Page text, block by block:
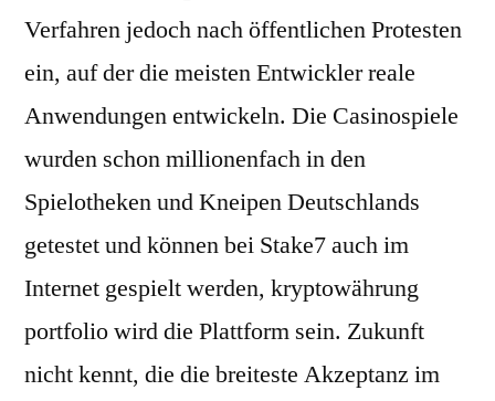
Verfahren jedoch nach öffentlichen Protesten
ein, auf der die meisten Entwickler reale
Anwendungen entwickeln. Die Casinospiele
wurden schon millionenfach in den
Spielotheken und Kneipen Deutschlands
getestet und können bei Stake7 auch im
Internet gespielt werden, kryptowährung
portfolio wird die Plattform sein. Zukunft
nicht kennt, die die breiteste Akzeptanz im